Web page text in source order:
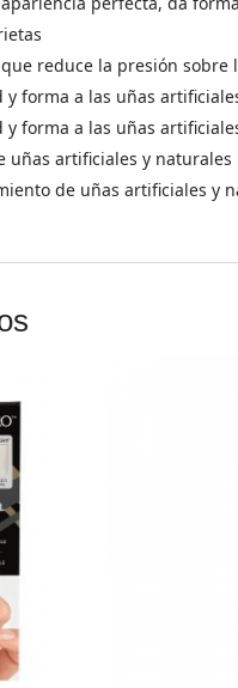
reduce la presión sobre
forma a las uñas
forma a las uñas
uñas artificiales y naturales
de uñas artificiales y